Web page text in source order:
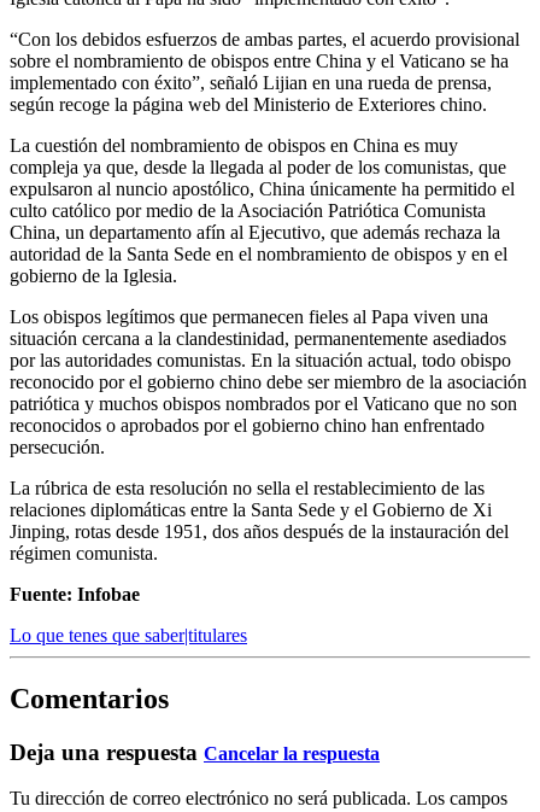
“Con los debidos esfuerzos de ambas partes, el acuerdo provisional
sobre el nombramiento de obispos entre China y el Vaticano se ha
implementado con éxito”, señaló Lijian en una rueda de prensa,
según recoge la página web del Ministerio de Exteriores chino.
La cuestión del nombramiento de obispos en China es muy
compleja ya que, desde la llegada al poder de los comunistas, que
expulsaron al nuncio apostólico, China únicamente ha permitido el
culto católico por medio de la Asociación Patriótica Comunista
China, un departamento afín al Ejecutivo, que además rechaza la
autoridad de la Santa Sede en el nombramiento de obispos y en el
gobierno de la Iglesia.
Los obispos legítimos que permanecen fieles al Papa viven una
situación cercana a la clandestinidad, permanentemente asediados
por las autoridades comunistas. En la situación actual, todo obispo
reconocido por el gobierno chino debe ser miembro de la asociación
patriótica y muchos obispos nombrados por el Vaticano que no son
reconocidos o aprobados por el gobierno chino han enfrentado
persecución.
La rúbrica de esta resolución no sella el restablecimiento de las
relaciones diplomáticas entre la Santa Sede y el Gobierno de Xi
Jinping, rotas desde 1951, dos años después de la instauración del
régimen comunista.
Fuente: Infobae
Lo que tenes que saber|titulares
Comentarios
Deja una respuesta Cancelar la respuesta
Tu dirección de correo electrónico no será publicada. Los campos